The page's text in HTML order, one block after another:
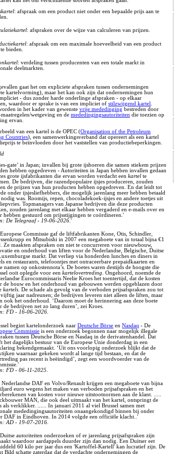
: afspraak om een product niet onder een bepaalde prijs aan te
: afspraken over de wijze van calculeren van prijzen.
: afspraak om een maximale hoeveelheid van een product
bieden.
: verdeling tussen producenten van een totale markt in
deelmarkten.
gaat het om expliciete afspraken tussen ondernemingen
kartelvorming), maar het kan ook zijn dat ondernemingen hun
- dus zonder harde onderlinge afspraken - op elkaar
waardoor er sprake is van een impliciet of stilzwijgend kartel
in het kader van gewenste vrije mededinging bestreden door
maatregelen/wetgeving en de mededingingsautoriteiten die toezien op
ervan.
van een kartel is de OPEC (Organisation of the Petroleum
Countries), een samenwerkingsverband dat opereert als een kartel
te beïnvloeden door het vaststellen van productiebeperkingen.
gate’ in Japan; invallen bij grote ijsboeren die samen stiekem prijzen
hebben opgedreven - Autoriteiten in Japan hebben invallen gedaan
grote ijsfabrikanten die ervan worden verdacht eenkartel te
De bedrijven, die razendpopulaire ijsjes produceren, zouden
de prijzen van hun producten hebben opgedreven. En dat leidt tot
onder ijsjesliefhebbers, die mogelijk jarenlang meer hebben betaald
nodig was. Roomijs, repen, chocoladekoek-ijsjes en andere toetjes uit
Topmanagers van Japanse bedrijven die deze producten
zouden jarenlang met elkaar hebben vergaderd en e-mails over en
hebben gestuurd om prijsstijgingen te coördineren.'
De Telegraaf - 19-06-2026 .'
Commissie gaf de liftfabrikanten Kone, Otis, Schindler,
en Mitsubishi in 2007 een megaboete van in totaal bijna €1
Ze maakten afspraken om niet te concurreren voor nieuwbouw,
en onderhoud van liften voor de Nederlandse, Belgische, Duitse
markt. Dat verliep via honderden lunches en diners in
en restaurants, telefoontjes met ontraceerbare prepaidkaarten en
namen op onkostennota’s. De boetes waren destijds de hoogste die
ooit oplegde voor eenkartelovertreding. Ongehoord, noemde de
Eurocommissaris Neelie Kroes het toentertijd, dat de kosten
de bouw en het onderhoud van gebouwen werden opgeblazen door
kartels. De schade als gevolg van de verboden prijsafspraken zou tot
jaar nadreunen; de bedrijven leveren niet alleen de liften, maar
ook het onderhoud. ‘Daarom moet de herinnering aan deze boete
de bedrijven net zo lang duren’, zei Kroes.
FD - 16-06-2026.
begint kartelonderzoek naarDeutsche Börse enNasdaq - De
Commissie is een onderzoek begonnen naar mogelijk illegale
tussen Deutsche Börse en Nasdaq in de derivatenhandel. Dat
het dagelijks bestuur van de Europese Unie donderdag in een
bekendgemaakt. ‘Uit ons voorlopig onderzoek blijkt dat de
waarnaar gekeken wordt al lange tijd bestaan, en dat de
pas recent is beëindigd’, zegt een woordvoerder van de
FD - 06-11-2025
Nederlandse DAF en Volvo/Renault krijgen een megaboete van bijna
euro wegens het maken van verboden prijsafspraken en het
van kosten voor nieuwe uitstootnormen aan de klant. .....
MAN, die ook deel uitmaakt van het kartel, ontspringt de
als verklikker. ...... In januari 2011 al viel Brussel samen met
mededingingsautoriteiten onaangekondigd binnen bij onder
DAF in Eindhoven. In 2014 volgde een officiële klacht..'
AD - 19-07-2016.
autoriteiten onderzoeken of er jarenlang prijsafspraken zijn
waardoor aardappels duurder zijn dan nodig. Een Duitser eet
60 kilo per jaar dus een 'Kartoffel-Kartell' kan lucratief zijn. De
Bild schatte zaterdag dat de verdachte ondernemingen de